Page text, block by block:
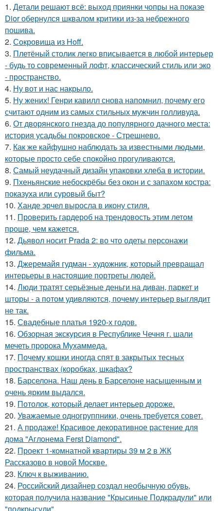
1. Детали решают всё: выход приянки чопры на показе
Dior обернулся шквалом критики из-за небрежного
пошива.
2. Сокровища из Hoff.
3. Плетёный столик легко вписывается в любой интерьер
- будь то современный лофт, классический стиль или эко
- пространство.
4. Ну вот и нас накрыло.
5. Ну жених! Генри кавилл снова напомнил, почему его
считают одним из самых стильных мужчин голливуда.
6. От дворянского гнезда до популярного дачного места:
история усадьбы покровское - Стрешнево.
7. Как же кайфушно наблюдать за известными людьми,
которые просто себе спокойно прогуливаются.
8. Самый неудачный дизайн упаковки хлеба в истории.
9. Пхеньянские небоскрёбы без окон и с запахом костра:
показуха или суровый быт?
10. Ханде эрчел выросла в икону стиля.
11. Проверить гардероб на трендовость этим летом
проще, чем кажется.
12. Дьявол носит Prada 2: во что одеты персонажи
фильма.
13. Джеремайя гудман - художник, который превращал
интерьеры в настоящие портреты людей.
14. Люди тратят серьёзные деньги на диван, паркет и
шторы - а потом удивляются, почему интерьер выглядит
не так.
15. Свадебные платья 1920-х годов.
16. Обзорная экскурсия в Республике Чечня г. шали
мечеть пророка Мухаммеда.
17. Почему кошки иногда спят в закрытых тесных
пространствах (коробках, шкафах?
18. Барселона. Наш день в Барселоне насыщенным и
очень ярким выдался.
19. Потолок, который делает интерьер дороже.
20. Уважаемые одногруппники, очень требуется совет.
21. А продаже! Красивое декоративное растение для
дома "Аглонема Ferst Diamond".
22. Проект 1-комнатной квартиры 39 м 2 в ЖК
Рассказово в новой Москве.
23. Ключ к выживанию.
24. Российский дизайнер создал необычную обувь,
которая получила название "Крысиные Подкрадули" или
"подкрысули".